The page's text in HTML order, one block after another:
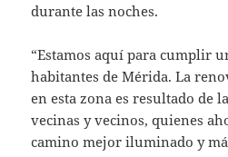
durante las noches.
“Estamos aquí para cumplir
habitantes de Mérida. La
en esta zona es resultado de
vecinas y vecinos, quienes
camino mejor iluminado y